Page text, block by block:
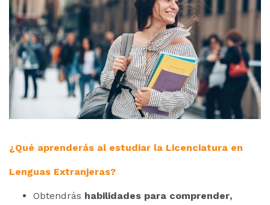
¿Qué aprenderás al estudiar la Licenciatura en
Lenguas Extranjeras?
Obtendrás habilidades para comprender,